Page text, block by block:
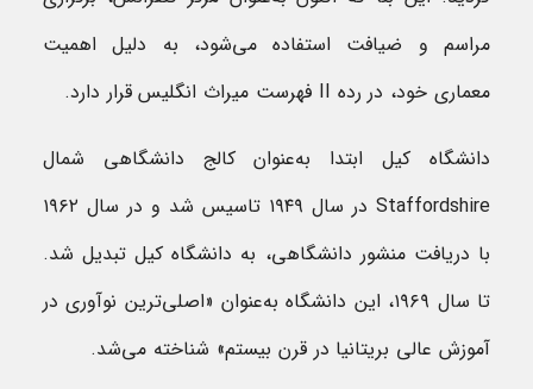
مراسم و ضیافت استفاده می‌شود، به دلیل اهمیت
معماری خود، در رده II فهرست میراث انگلیس قرار دارد.
دانشگاه کیل ابتدا به‌عنوان کالج دانشگاهی شمال
Staffordshire در سال ۱۹۴۹ تاسیس شد و در سال ۱۹۶۲
با دریافت منشور دانشگاهی، به دانشگاه کیل تبدیل شد.
تا سال ۱۹۶۹، این دانشگاه به‌عنوان «اصلی‌ترین نوآوری در
آموزش عالی بریتانیا در قرن بیستم» شناخته می‌شد.